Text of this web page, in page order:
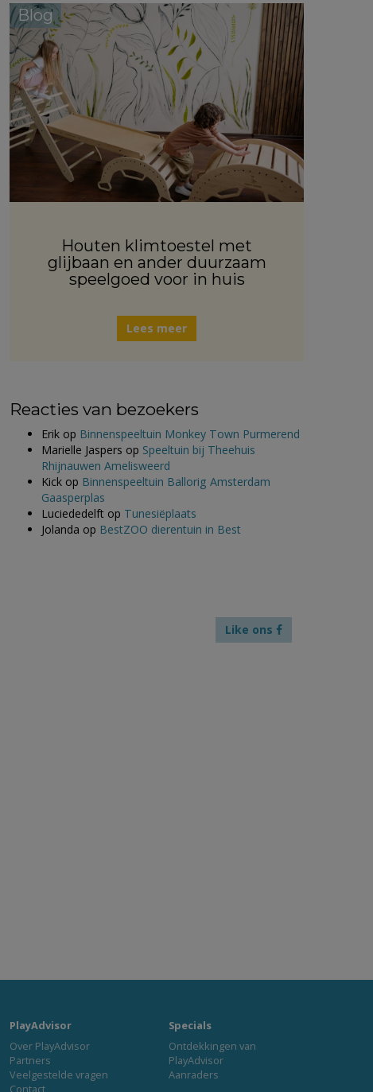
Blog
Houten klimtoestel met
glijbaan en ander duurzaam
speelgoed voor in huis
Lees meer
Reacties van bezoekers
Erik op Binnenspeeltuin Monkey Town Purmerend
Marielle Jaspers op Speeltuin bij Theehuis
Rhijnauwen Amelisweerd
Kick op Binnenspeeltuin Ballorig Amsterdam
Gaasperplas
Luciededelft op Tunesiëplaats
Jolanda op BestZOO dierentuin in Best
Like ons
PlayAdvisor
Over PlayAdvisor
Partners
Veelgestelde vragen
Contact
Specials
Ontdekkingen van
PlayAdvisor
Aanraders